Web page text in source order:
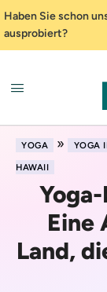
Haben Sie schon
ausprobiert?
YOGA » YOGA
HAWAII
Eine
Land,